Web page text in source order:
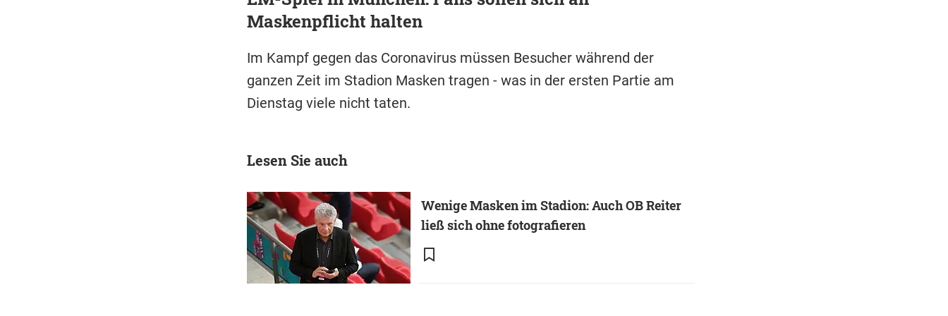
Maskenpflicht halten
Im Kampf gegen das Coronavirus müssen Besucher während der
ganzen Zeit im Stadion Masken tragen - was in der ersten Partie am
Dienstag viele nicht taten.
Lesen Sie auch
Wenige Masken im Stadion: Auch OB Reiter
ließ sich ohne fotografieren